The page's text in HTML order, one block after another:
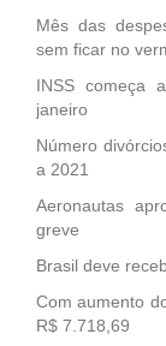
Mês das
sem ficar no
INSS começa
janeiro
Número
a 2021
Aeronautas
greve
Brasil deve
Com aumento
R$ 7.718,69